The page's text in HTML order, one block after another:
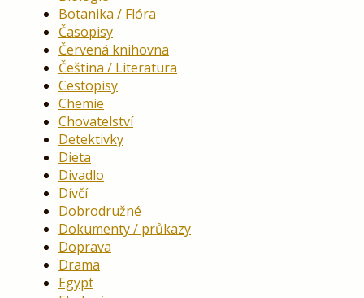
Botanika / Flóra
Časopisy
Červená knihovna
Čeština / Literatura
Cestopisy
Chemie
Chovatelství
Detektivky
Dieta
Divadlo
Dívčí
Dobrodružné
Dokumenty / průkazy
Doprava
Drama
Egypt